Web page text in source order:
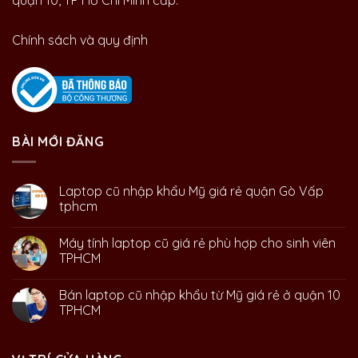
Chính sách và quy định
BÀI MỚI ĐĂNG
Laptop cũ nhập khẩu Mỹ giá rẻ quận Gò Vấp
tphcm
Máy tính laptop cũ giá rẻ phù hợp cho sinh viên
TPHCM
Bán laptop cũ nhập khẩu từ Mỹ giá rẻ ở quận 10
TPHCM